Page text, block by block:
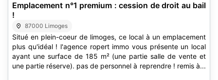
Emplacement n°1 premium : cession de droit au bail
!
87000 Limoges
Situé en plein-coeur de limoges, ce local à un emplacement
plus qu'idéal ! l'agence ropert immo vous présente un local
ayant une surface de 185 m² (une partie salle de vente et
une partie réserve). pas de personnel à reprendre ! remis à...